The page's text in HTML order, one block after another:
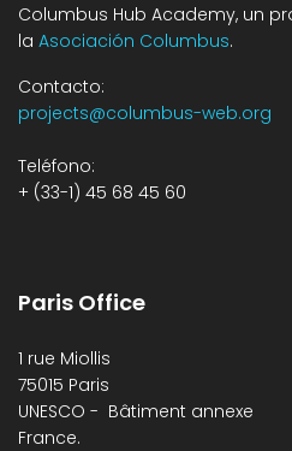
Columbus Hub Academy, un
la Asociación Columbus.
Contacto:
projects@columbus-web.org
Teléfono:
+ (33-1) 45 68 45 60
Paris Office
1 rue Miollis
75015 Paris
UNESCO - Bâtiment annexe
France.